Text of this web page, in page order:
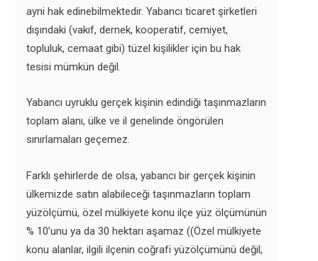
ayni hak edinebilmektedir. Yabancı ticaret şirketleri
dışındaki (vakıf, dernek, kooperatif, cemiyet,
topluluk, cemaat gibi) tüzel kişilikler için bu hak
tesisi mümkün değil.
Yabancı uyruklu gerçek kişinin edindiği taşınmazların
toplam alanı, ülke ve il genelinde öngörülen
sınırlamaları geçemez.
Farklı şehirlerde de olsa, yabancı bir gerçek kişinin
ülkemizde satın alabileceği taşınmazların toplam
yüzölçümü, özel mülkiyete konu ilçe yüz ölçümünün
% 10’unu ya da 30 hektarı aşamaz ((Özel mülkiyete
konu alanlar, ilgili ilçenin coğrafi yüzölçümünü değil,